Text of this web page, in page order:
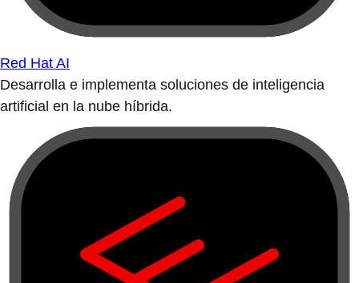
Red Hat AI
Desarrolla e implementa soluciones de inteligencia
artificial en la nube híbrida.